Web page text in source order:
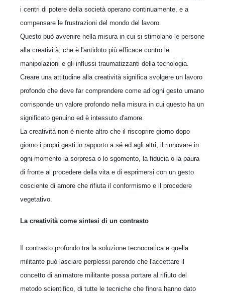
i centri di potere della società operano continuamente, e a
compensare le frustrazioni del mondo del lavoro.
Questo può avvenire nella misura in cui si stimolano le persone
alla creatività, che è l'antidoto più efficace contro le
manipolazioni e gli influssi traumatizzanti della tecnologia.
Creare una attitudine alla creatività significa svolgere un lavoro
profondo che deve far comprendere come ad ogni gesto umano
corrisponde un valore profondo nella misura in cui questo ha un
significato genuino ed è intessuto d'amore.
La creatività non è niente altro che il riscoprire giorno dopo
giorno i propri gesti in rapporto a sé ed agli altri, il rinnovare in
ogni momento la sorpresa o lo sgomento, la fiducia o la paura
di fronte al procedere della vita e di esprimersi con un gesto
cosciente di amore che rifiuta il conformismo e il procedere
vegetativo.
La creatività come sintesi di un contrasto
Il contrasto profondo tra la soluzione tecnocratica e quella
militante può lasciare perplessi parendo che l'accettare il
concetto di animatore militante possa portare al rifiuto del
metodo scientifico, di tutte le tecniche che finora hanno dato